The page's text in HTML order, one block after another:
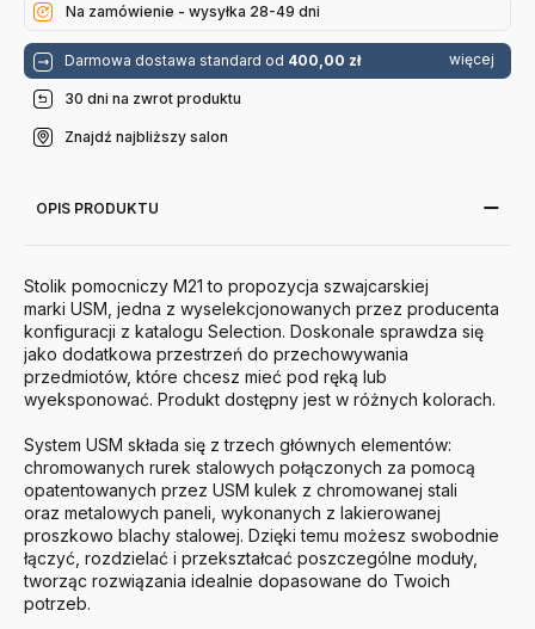
Na zamówienie - wysyłka 28-49 dni
Darmowa dostawa standard od 400,00 zł więcej
30 dni na zwrot produktu
Znajdź najbliższy salon
OPIS PRODUKTU
Stolik pomocniczy M21 to propozycja szwajcarskiej
marki USM , jedna z wyselekcjonowanych przez producenta
konfiguracji z katalogu Selection. Doskonale sprawdza się
jako dodatkowa przestrzeń do przechowywania
przedmiotów, które chcesz mieć pod ręką lub
wyeksponować. Produkt dostępny jest w różnych kolorach.
System USM składa się z trzech głównych elementów:
chromowanych rurek stalowych połączonych za pomocą
opatentowanych przez USM kulek z chromowanej stali
oraz metalowych paneli, wykonanych z lakierowanej
proszkowo blachy stalowej. Dzięki temu możesz swobodnie
łączyć, rozdzielać i przekształcać poszczególne moduły,
tworząc rozwiązania idealnie dopasowane do Twoich
potrzeb.